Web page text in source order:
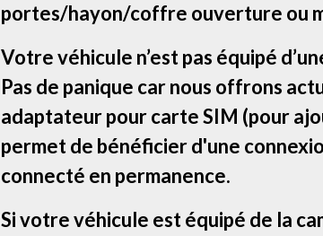
portes/hayon/coffre ouverture ou
Votre véhicule n’est pas équipé
Pas de panique car nous offrons
adaptateur pour carte SIM (pour
permet de bénéficier d'une
connecté en permanence.
Si votre véhicule est équipé de la